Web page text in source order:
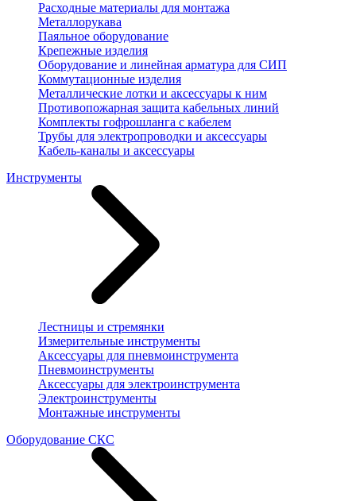
Расходные материалы для монтажа
Металлорукава
Паяльное оборудование
Крепежные изделия
Оборудование и линейная арматура для СИП
Коммутационные изделия
Металлические лотки и аксессуары к ним
Противопожарная защита кабельных линий
Комплекты гофрошланга с кабелем
Трубы для электропроводки и аксессуары
Кабель-каналы и аксессуары
Инструменты
Лестницы и стремянки
Измерительные инструменты
Аксессуары для пневмоинструмента
Пневмоинструменты
Аксессуары для электроинструмента
Электроинструменты
Монтажные инструменты
Оборудование СКС